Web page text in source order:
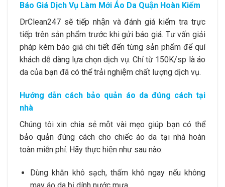
Báo Giá Dịch Vụ Làm Mới Áo Da Quận Hoàn Kiếm
DrClean247 sẽ tiếp nhận và đánh giá kiểm tra trực
tiếp trên sản phẩm trước khi gửi báo giá. Tư vấn giải
pháp kèm báo giá chi tiết đến từng sản phẩm để quí
khách dễ dàng lựa chọn dịch vụ. Chỉ từ 150K/sp là áo
da của bạn đã có thể trải nghiệm chất lượng dịch vụ.
Hướng dẫn cách bảo quản áo da đúng cách tại
nhà
Chúng tôi xin chia sẻ một vài mẹo giúp bạn có thể
bảo quản đúng cách cho chiếc áo da tại nhà hoàn
toàn miễn phí. Hãy thực hiện như sau nào:
Dùng khăn khô sạch, thấm khô ngay nếu không